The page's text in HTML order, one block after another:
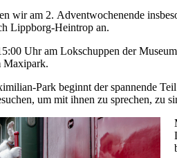
wir am 2. Adventwochenende
Lippborg-Heintrop an.
Uhr am Lokschuppen der
Maxipark.
Park beginnt der spannende
um mit ihnen zu sprechen, zu